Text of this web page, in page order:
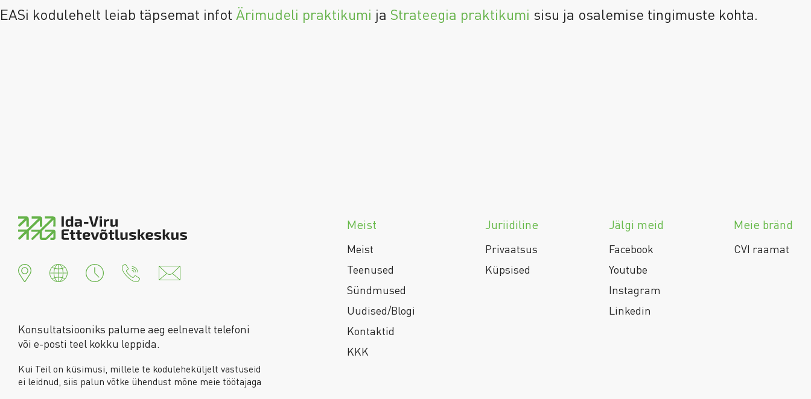
EASi kodulehelt leiab täpsemat infot Ärimudeli praktikumi ja Strateegia praktikumi sisu ja osalemise tingimuste kohta.
Konsultatsiooniks palume aeg eelnevalt telefoni
või e-posti teel kokku leppida.
Kui Teil on küsimusi, millele te koduleheküljelt vastuseid
ei leidnud, siis palun võtke ühendust mõne meie töötajaga
Meist
Meist
Teenused
Sündmused
Uudised/Blogi
Kontaktid
KKK
Juriidiline
Privaatsus
Küpsised
Jälgi meid
Facebook
Youtube
Instagram
Linkedin
Meie bränd
CVI raamat